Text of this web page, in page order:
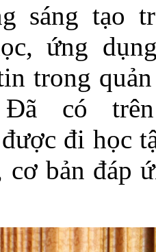
sáng tạo
ứng
trong
có
đi học
cơ bản đáp